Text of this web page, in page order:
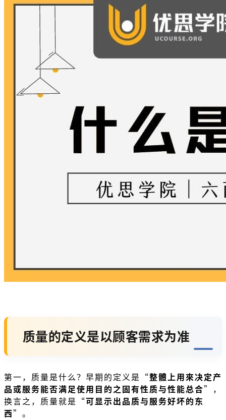
质量的定义是以顾客需求为准
第一，质量是什么？早期的定义是“整體上用來决定产
品或服务能否满足使用目的之固有性质与性能总合”，
换言之，质量就是“可显示出品质与服务好坏的东
西”。